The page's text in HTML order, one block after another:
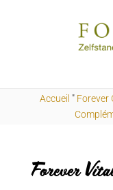
Accueil " Forever
Forever